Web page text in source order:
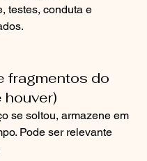
testes, conduta e
fragmentos do
houver)
se soltou, armazene em
Pode ser relevante